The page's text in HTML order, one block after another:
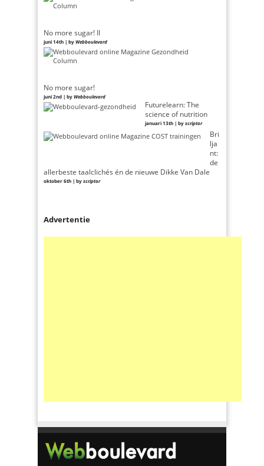
No more sugar! II
juni 14th | byWebboulevard
No more sugar!
juni 2nd | byWebboulevard
Futurelearn: The
science of nutrition
januari 13th | byscriptor
Bri
lja
nt:
de
allerbeste taalclichés én de nieuwe Dikke Van Dale
oktober 6th | byscriptor
Advertentie